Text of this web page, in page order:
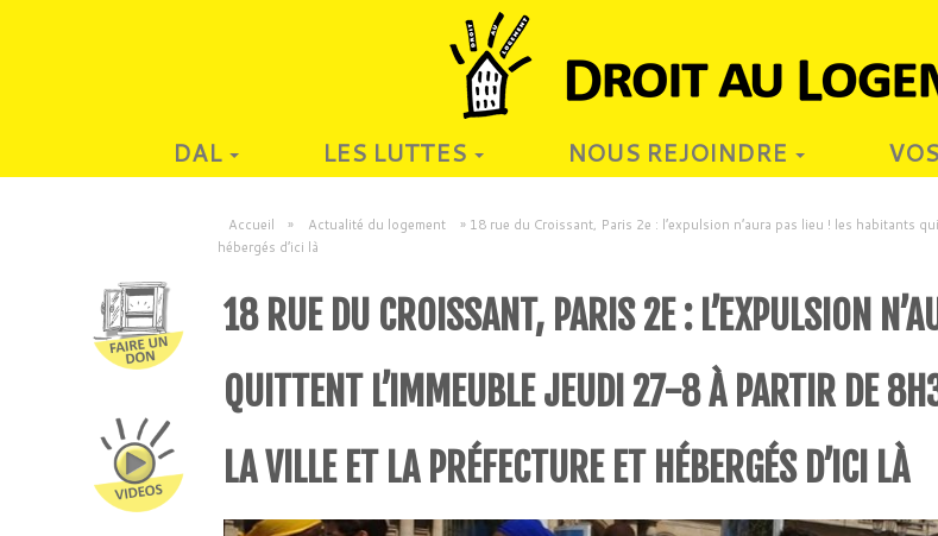
DAL LES LUTTES NOUS REJOINDRE
Accueil » Actualité du logement » 18 rue du Croissant, Paris 2e : l’expulsion n’aura pas lieu ! les habitants
hébergés d’ici là
18 RUE DU CROISSANT, PARIS 2E : L’EXPULSION
QUITTENT L’IMMEUBLE JEUDI 27-8 À PARTIR DE
LA VILLE ET LA PRÉFECTURE ET HÉBERGÉS D’ICI LÀ